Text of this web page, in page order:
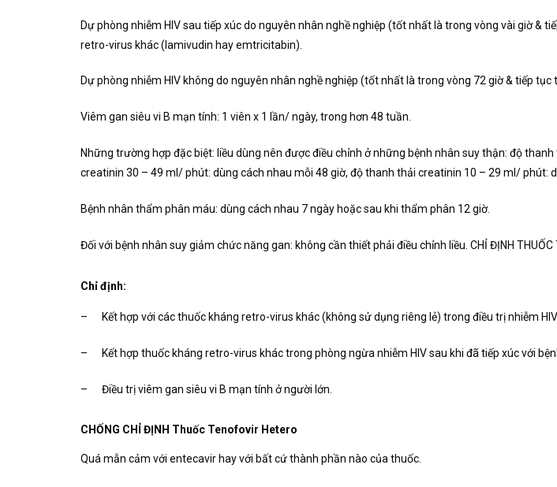
Dự phòng nhiễm HIV sau tiếp xúc do nguyên nhân nghề nghiệp (tốt nhất là trong vòng vài giờ &
retro-virus khác (lamivudin hay emtricitabin).
Dự phòng nhiễm HIV không do nguyên nhân nghề nghiệp (tốt nhất là trong vòng 72 giờ & tiếp
Viêm gan siêu vi B mạn tính: 1 viên x 1 lần/ ngày, trong hơn 48 tuần.
Những trường hợp đặc biệt: liều dùng nên được điều chỉnh ở những bệnh nhân suy thận: độ
creatinin 30 – 49 ml/ phút: dùng cách nhau mỗi 48 giờ, độ thanh thải creatinin 10 – 29 ml/ phút:
Bệnh nhân thẩm phân máu: dùng cách nhau 7 ngày hoặc sau khi thẩm phân 12 giờ.
Đối với bệnh nhân suy giảm chức năng gan: không cần thiết phải điều chỉnh liều. CHỈ ĐỊNH THUỐC
Chỉ định:
– Kết hợp với các thuốc kháng retro-virus khác (không sử dụng riêng lẻ) trong điều trị nhiễm
– Kết hợp thuốc kháng retro-virus khác trong phòng ngừa nhiễm HIV sau khi đã tiếp xúc với
– Điều trị viêm gan siêu vi B mạn tính ở người lớn.
CHỐNG CHỈ ĐỊNH Thuốc Tenofovir Hetero
Quá mẫn cảm với entecavir hay với bất cứ thành phần nào của thuốc.